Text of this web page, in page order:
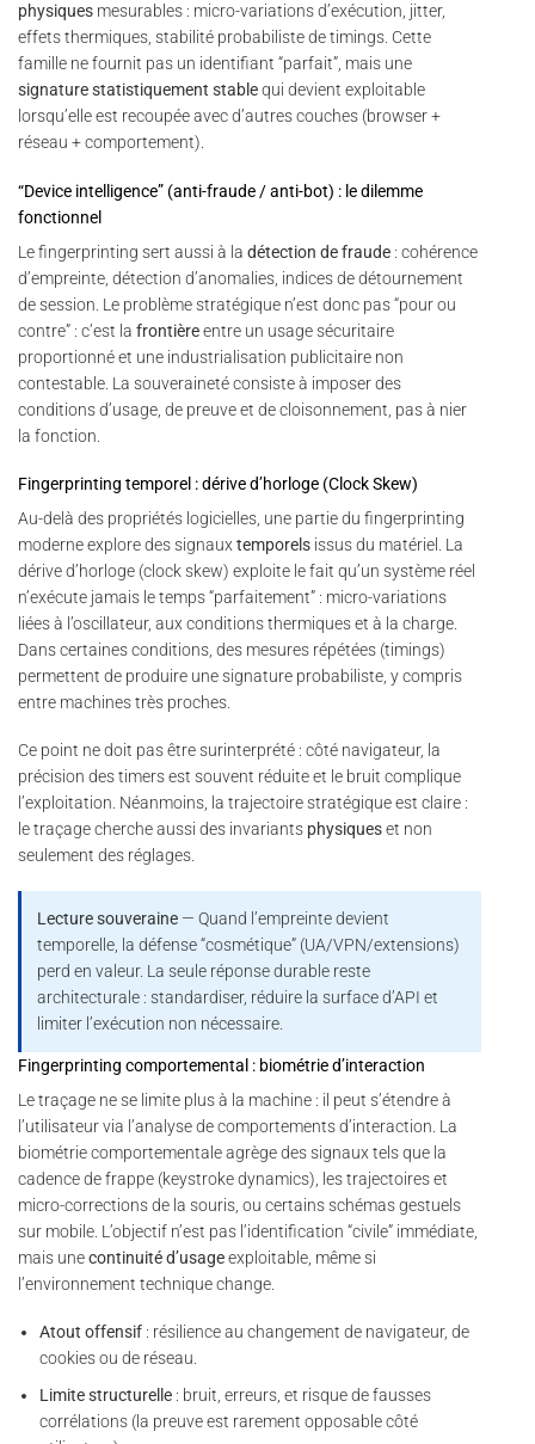
physiques mesurables : micro-variations d’exécution, jitter,
effets thermiques, stabilité probabiliste de timings. Cette
famille ne fournit pas un identifiant “parfait”, mais une
signature statistiquement stablequi devient exploitable
lorsqu’elle est recoupée avec d’autres couches (browser +
réseau + comportement).
“Device intelligence” (anti-fraude / anti-bot) : le dilemme
fonctionnel
Le fingerprinting sert aussi à la détection de fraude : cohérence
d’empreinte, détection d’anomalies, indices de détournement
de session. Le problème stratégique n’est donc pas “pour ou
contre” : c’est la frontièreentre un usage sécuritaire
proportionné et une industrialisation publicitaire non
contestable. La souveraineté consiste à imposer des
conditions d’usage, de preuve et de cloisonnement, pas à nier
la fonction.
Fingerprinting temporel : dérive d’horloge (Clock Skew)
Au-delà des propriétés logicielles, une partie du fingerprinting
moderne explore des signaux temporels issus du matériel. La
dérive d’horloge (clock skew) exploite le fait qu’un système réel
n’exécute jamais le temps “parfaitement” : micro-variations
liées à l’oscillateur, aux conditions thermiques et à la charge.
Dans certaines conditions, des mesures répétées (timings)
permettent de produire une signature probabiliste, y compris
entre machines très proches.
Ce point ne doit pas être surinterprété : côté navigateur, la
précision des timers est souvent réduite et le bruit complique
l’exploitation. Néanmoins, la trajectoire stratégique est claire :
le traçage cherche aussi des invariants physiqueset non
seulement des réglages.
Lecture souveraine— Quand l’empreinte devient
temporelle, la défense “cosmétique” (UA/VPN/extensions)
perd en valeur. La seule réponse durable reste
architecturale : standardiser, réduire la surface d’API et
limiter l’exécution non nécessaire.
Fingerprinting comportemental : biométrie d’interaction
Le traçage ne se limite plus à la machine : il peut s’étendre à
l’utilisateur via l’analyse de comportements d’interaction. La
biométrie comportementale agrège des signaux tels que la
cadence de frappe (keystroke dynamics), les trajectoires et
micro-corrections de la souris, ou certains schémas gestuels
sur mobile. L’objectif n’est pas l’identification “civile” immédiate,
mais unecontinuité d’usageexploitable, même si
l’environnement technique change.
Atout offensif : résilience au changement de navigateur, de
cookies ou de réseau.
Limite structurelle : bruit, erreurs, et risque de fausses
corrélations (la preuve est rarement opposable côté